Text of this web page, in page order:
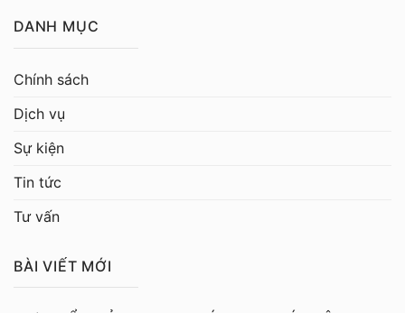
DANH MỤC
Chính sách
Dịch vụ
Sự kiện
Tin tức
Tư vấn
BÀI VIẾT MỚI